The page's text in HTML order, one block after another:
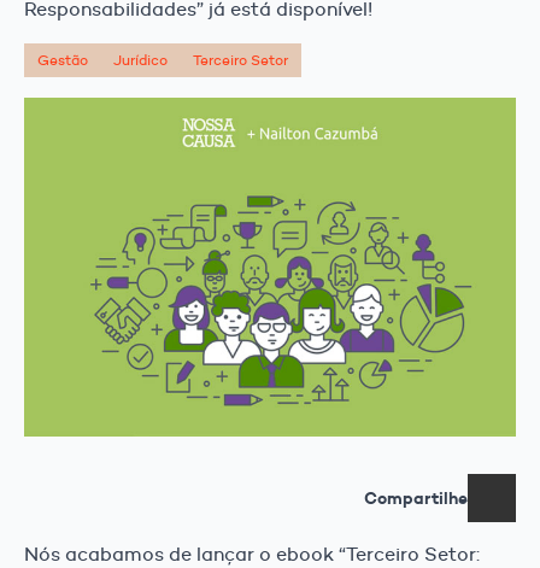
Responsabilidades” já está disponível!
Gestão Jurídico Terceiro Setor
Compartilhe
Nós acabamos de lançar o ebook “Terceiro Setor: